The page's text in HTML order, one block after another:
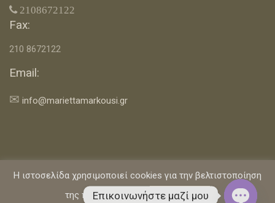
 2108672122
Fax:
210 8672122
Email:
✉ info@mariettamarkousi.gr
Αρχική Επικοινωνία
Όροι Χρήσης & Πολιτική Απορρήτου
Η Διαιτολόγος
Η ιστοσελίδα χρησιμοποιεί cookies για την βελτιστοποίηση
της πλοήγησής σας.
Αποδέχομαι
Επικοινωνήστε μαζί μου